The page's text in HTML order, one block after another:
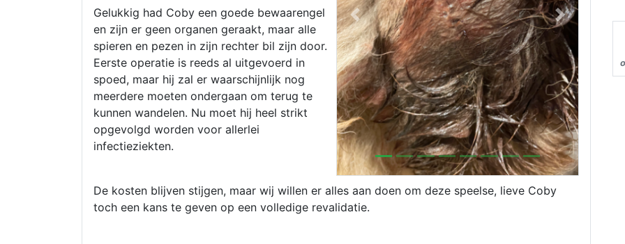
Previous Next
Gelukkig had Coby een goede bewaarengel
en zijn er geen organen geraakt, maar alle
spieren en pezen in zijn rechter bil zijn door.
Eerste operatie is reeds al uitgevoerd in
spoed, maar hij zal er waarschijnlijk nog
meerdere moeten ondergaan om terug te
kunnen wandelen. Nu moet hij heel strikt
opgevolgd worden voor allerlei
infectieziekten.
De kosten blijven stijgen, maar wij willen er alles aan doen om deze speelse, lieve Coby
toch een kans te geven op een volledige revalidatie.